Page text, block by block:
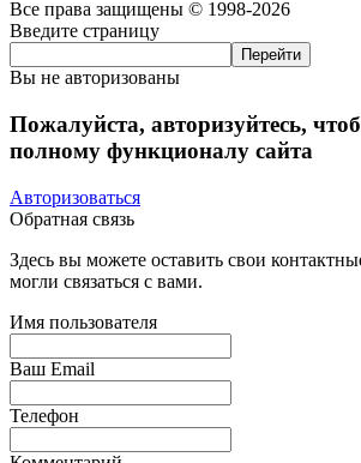
Все права защищены © 1998-2026
Введите страницу
Вы не авторизованы
Пожалуйста, авторизуйтесь,
полному функционалу сайта
Авторизоваться
Обратная связь
Здесь вы можете оставить свои
могли связаться с вами.
Имя пользователя
Ваш Email
Телефон